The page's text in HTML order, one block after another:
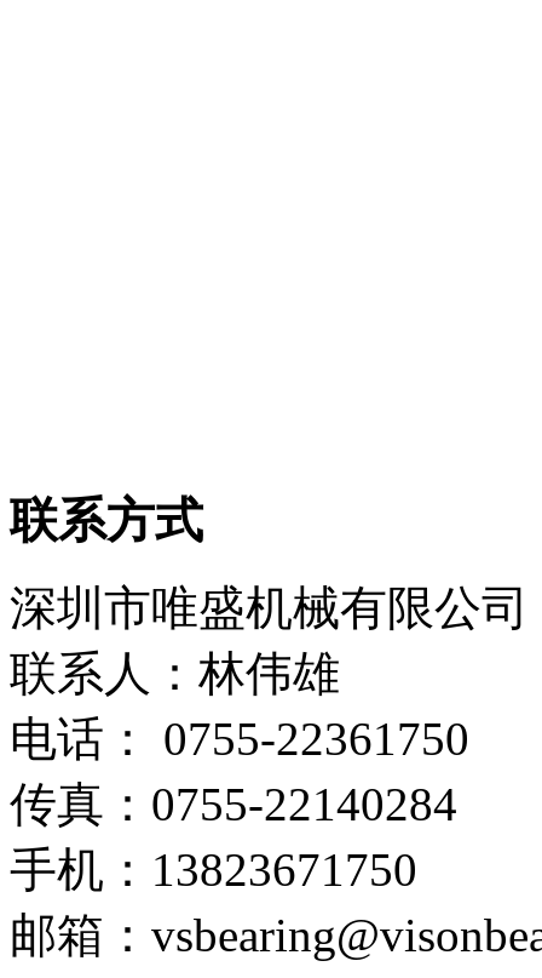
联系方式
深圳市唯盛机械有限公司
联系人：林伟雄
电话： 0755-22361750
传真：0755-22140284
手机：13823671750
邮箱：